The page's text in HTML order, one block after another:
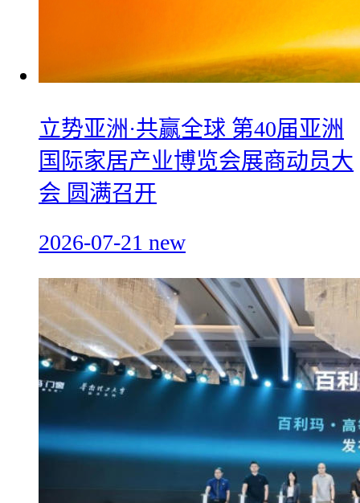
立势亚洲·共赢全球 第40届亚洲
国际家居产业博览会展商动员大
会 圆满召开
2026-07-21 new